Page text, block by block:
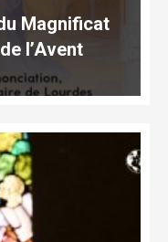
Magnificat
l’Avent